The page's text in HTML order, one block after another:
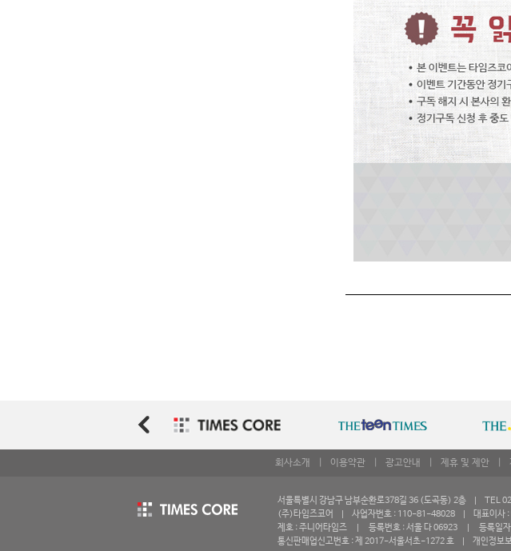
회사소개 이용약관 광고안내 제휴 및 제안
서울특별시 강남구 남부순환로378길 36 (도곡동) 2층 |
(주)타임즈코어 | 사업자번호 : 110-81-48028 | 대표이사
제호 : 주니어타임즈 | 등록번호 : 서울 다 06923 | 등록
통신판매업신고번호 : 제 2017-서울서초-1272 호 | 개인정보